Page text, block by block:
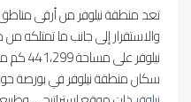
تعد منطقة نيلوفر من أرقى مناطق
والاستقرار إلى جانب ما تمتلكه
سكان منطقة نيلوفر في بورصة حوالي 484.832